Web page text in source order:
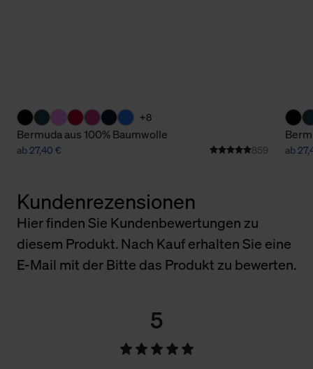
+8
Bermuda aus 100% Baumwolle
ab 27,40 € 859 ab
Kundenrezensionen
Hier finden Sie Kundenbewertungen zu
diesem Produkt. Nach Kauf erhalten Sie eine
E-Mail mit der Bitte das Produkt zu bewerten.
5